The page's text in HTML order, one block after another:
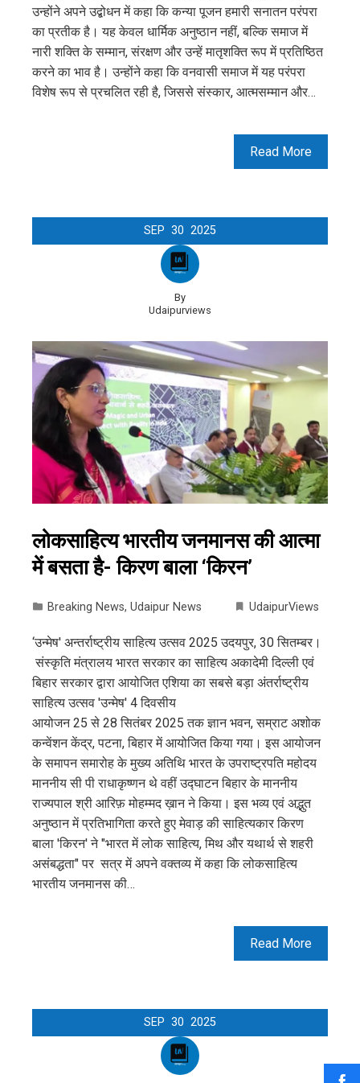
उन्होंने अपने उद्बोधन में कहा कि कन्या पूजन हमारी सनातन परंपरा
का प्रतीक है। यह केवल धार्मिक अनुष्ठान नहीं, बल्कि समाज में
नारी शक्ति के सम्मान, संरक्षण और उन्हें मातृशक्ति रूप में प्रतिष्ठित
करने का भाव है। उन्होंने कहा कि वनवासी समाज में यह परंपरा
विशेष रूप से प्रचलित रही है, जिससे संस्कार, आत्मसम्मान और…
Read More
SEP 30 2025
By
Udaipurviews
लोकसाहित्य भारतीय जनमानस की आत्मा
में बसता है- किरण बाला ‘किरन’
Breaking News, Udaipur News UdaipurViews
‘उन्मेष' अन्तर्राष्ट्रीय साहित्य उत्सव 2025 उदयपुर, 30 सितम्बर।
संस्कृति मंत्रालय भारत सरकार का साहित्य अकादेमी दिल्ली एवं
बिहार सरकार द्वारा आयोजित एशिया का सबसे बड़ा अंतर्राष्ट्रीय
साहित्य उत्सव 'उन्मेष' 4 दिवसीय
आयोजन 25 से 28 सितंबर 2025 तक ज्ञान भवन, सम्राट अशोक
कन्वेंशन केंद्र, पटना, बिहार में आयोजित किया गया। इस आयोजन
के समापन समारोह के मुख्य अतिथि भारत के उपराष्ट्रपति महोदय
माननीय सी पी राधाकृष्णन थे वहीं उद्घाटन बिहार के माननीय
राज्यपाल श्री आरिफ़ मोहम्मद ख़ान ने किया। इस भव्य एवं अद्भुत
अनुष्ठान में प्रतिभागिता करते हुए मेवाड़ की साहित्यकार किरण
बाला 'किरन' ने "भारत में लोक साहित्य, मिथ और यथार्थ से शहरी
असंबद्धता" पर सत्र में अपने वक्तव्य में कहा कि लोकसाहित्य
भारतीय जनमानस की…
Read More
SEP 30 2025